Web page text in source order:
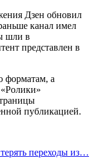
Дзен обновил
канал имел
шли в
представлен в
форматам, а
публикацией.
переходы из…